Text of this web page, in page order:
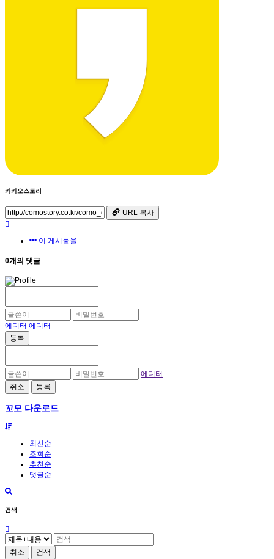
카카오스토리
URL 복사
이 게시물을...
0개의 댓글
에디터 에디터
등록
에디터
취소
등록
꼬모 다운로드
최신순
조회순
추천순
댓글순
검색
취소 검색